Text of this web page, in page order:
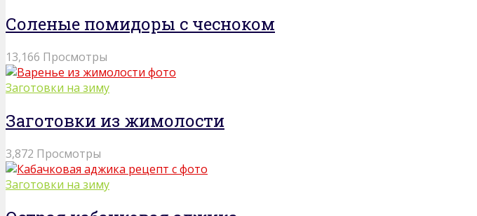
Соленые помидоры с чесноком
13,166 Просмотры
Заготовки на зиму
Заготовки из жимолости
3,872 Просмотры
Заготовки на зиму